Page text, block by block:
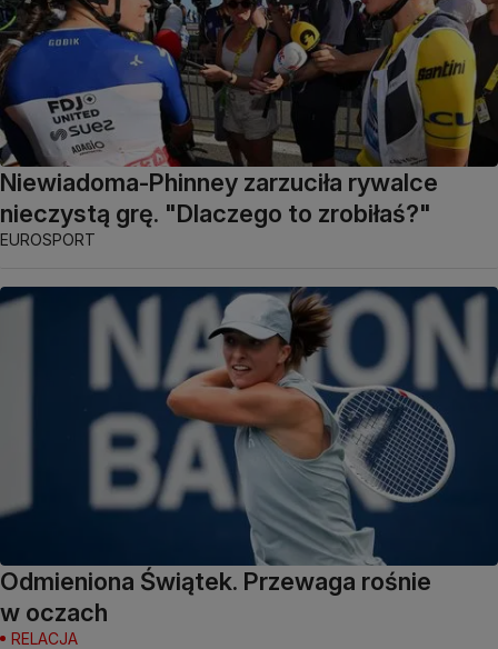
Niewiadoma-Phinney zarzuciła rywalce
nieczystą grę. "Dlaczego to zrobiłaś?"
EUROSPORT
Odmieniona Świątek. Przewaga rośnie
w oczach
RELACJA